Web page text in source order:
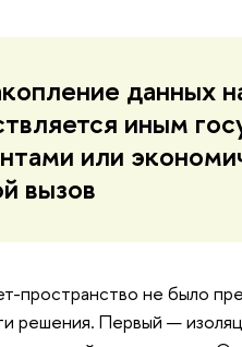
данных
иным
или
вызов
пространство не было
решения. Первый —